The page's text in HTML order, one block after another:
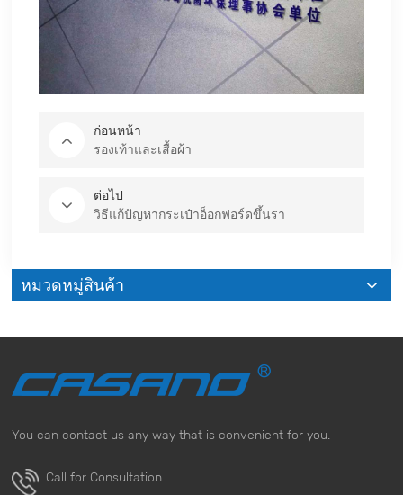
ก่อนหน้า
รองเท้าและเสื้อผ้า
ต่อไป
วิธีแก้ปัญหากระเป๋าอ็อกฟอร์ดขึ้นรา
หมวดหมู่สินค้า
You can contact us any way that is convenient for you.
Call for Consultation